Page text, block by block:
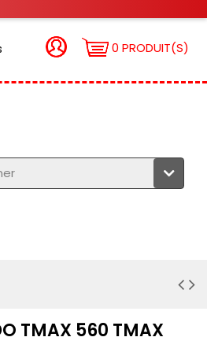
0 PRODUIT(S)
TMAX 560 TMAX